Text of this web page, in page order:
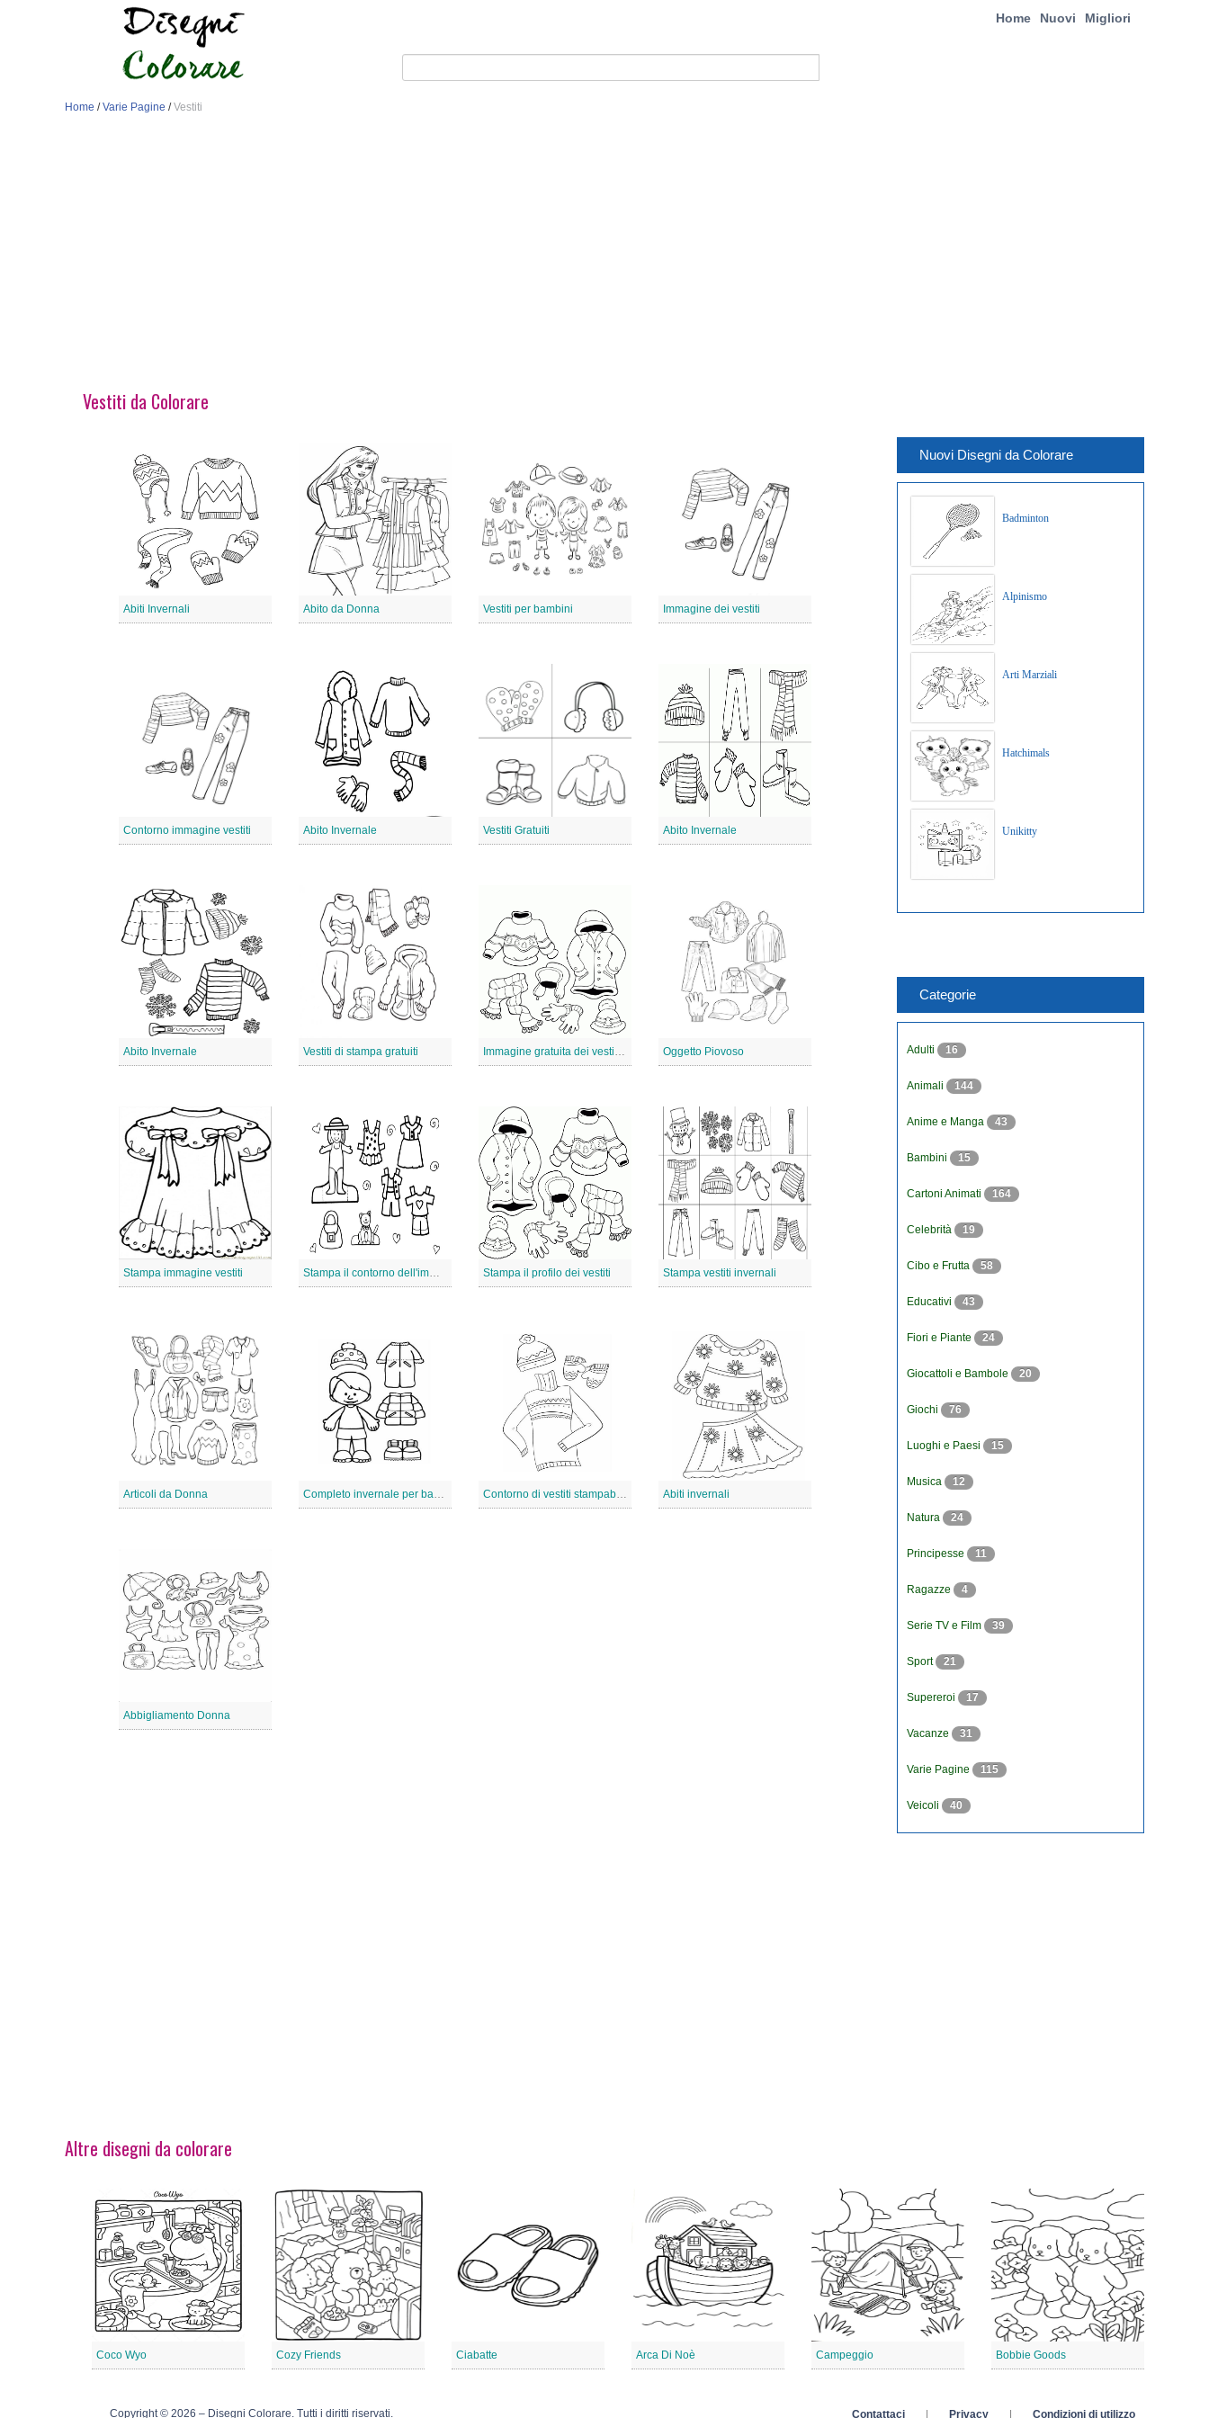
Home Nuovi Migliori
Home /Varie Pagine /Vestiti
Vestiti da Colorare
Abiti Invernali Abito da Donna Vestiti per bambini Immagine dei vestiti
Contorno immagine vestiti Abito Invernale Vestiti Gratuiti Abito Invernale
Abito Invernale Vestiti di stampa gratuiti Immagine gratuita dei vestiti invernali Oggetto Piovoso
Stampa immagine vestiti Stampa il contorno dell'immagine dei vestiti Stampa il profilo dei vestiti Stampa vestiti invernali
Articoli da Donna Completo invernale per bambini Contorno di vestiti stampabile Abiti invernali
Abbigliamento Donna
Nuovi Disegni da Colorare
Badminton
Alpinismo
Arti Marziali
Hatchimals
Unikitty
Categorie
Adulti 16
Animali 144
Anime e Manga 43
Bambini 15
Cartoni Animati 164
Celebrità 19
Cibo e Frutta 58
Educativi 43
Fiori e Piante 24
Giocattoli e Bambole 20
Giochi 76
Luoghi e Paesi 15
Musica 12
Natura 24
Principesse 11
Ragazze 4
Serie TV e Film 39
Sport 21
Supereroi 17
Vacanze 31
Varie Pagine 115
Veicoli 40
Altre disegni da colorare
Coco Wyo Cozy Friends Ciabatte Arca Di Noè Campeggio Bobbie Goods
Copyright © 2026 – Disegni Colorare. Tutti i diritti riservati. Contattaci Privacy Condizioni di utilizzo